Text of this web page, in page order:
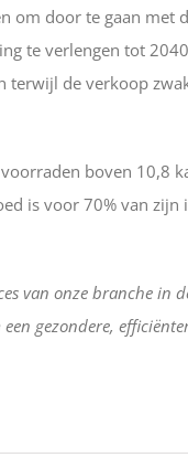
om door te gaan
te verlengen tot
terwijl de verkoop
boven 10,8
is voor 70% van
van onze branche in
gezondere,